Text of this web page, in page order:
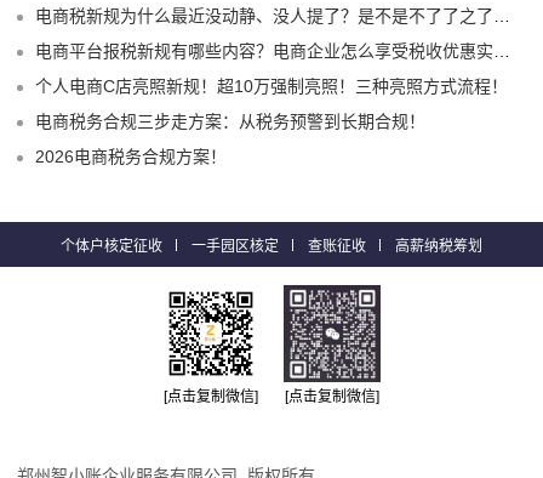
电商税新规为什么最近没动静、没人提了？是不是不了了之了嘛？
电商平台报税新规有哪些内容？电商企业怎么享受税收优惠实现税务合规？
个人电商C店亮照新规！超10万强制亮照！三种亮照方式流程！
电商税务合规三步走方案：从税务预警到长期合规！
2026电商税务合规方案！
个体户核定征收 一手园区核定 查账征收 高薪纳税筹划
[点击复制微信] [点击复制微信]